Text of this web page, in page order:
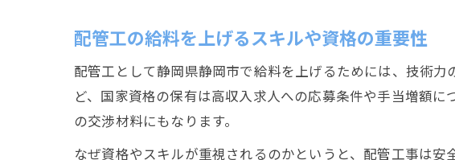
配管工の給料を上げるスキルや資格の重要性
配管工として静岡県静岡市で給料を上げるためには、技術
ど、国家資格の保有は高収入求人への応募条件や手当増額
の交渉材料にもなります。
なぜ資格やスキルが重視されるのかというと、配管工事は